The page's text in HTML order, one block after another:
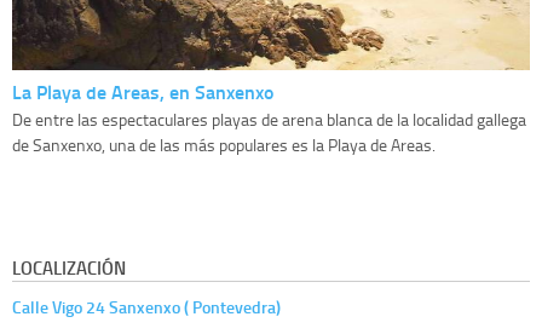
La Playa de Areas, en Sanxenxo
De entre las espectaculares playas de arena blanca de la localidad gallega
de Sanxenxo, una de las más populares es la Playa de Areas.
LOCALIZACIÓN
Calle Vigo 24 Sanxenxo ( Pontevedra)